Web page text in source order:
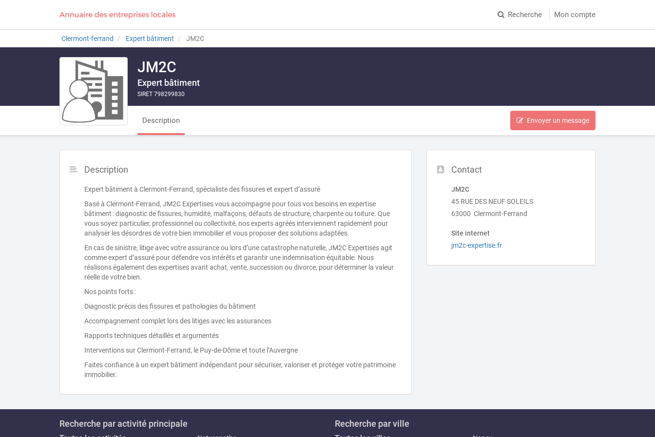
Recherche Mon compte
Clermont-ferrand Expert bâtiment JM2C
JM2C
Expert bâtiment
SIRET 798299830
Description Envoyer un message
Contact
JM2C
45 RUE DES NEUF SOLEILS
63000 Clermont-Ferrand
Site internet
jm2c-expertise.fr
Description
Expert bâtiment à Clermont-Ferrand, spécialiste des fissures et expert d’assuré
Basé à Clermont-Ferrand, JM2C Expertises vous accompagne pour tous vos besoins en expertise
bâtiment : diagnostic de fissures, humidité, malfaçons, défauts de structure, charpente ou toiture. Que
vous soyez particulier, professionnel ou collectivité, nos experts agréés interviennent rapidement pour
analyser les désordres de votre bien immobilier et vous proposer des solutions adaptées.
En cas de sinistre, litige avec votre assurance ou lors d’une catastrophe naturelle, JM2C Expertises agit
comme expert d’assuré pour défendre vos intérêts et garantir une indemnisation équitable. Nous
réalisons également des expertises avant achat, vente, succession ou divorce, pour déterminer la valeur
réelle de votre bien.
Nos points forts :
Diagnostic précis des fissures et pathologies du bâtiment
Accompagnement complet lors des litiges avec les assurances
Rapports techniques détaillés et argumentés
Interventions sur Clermont-Ferrand, le Puy-de-Dôme et toute l’Auvergne
Faites confiance à un expert bâtiment indépendant pour sécuriser, valoriser et protéger votre patrimoine
immobilier.
Recherche par activité principale Recherche par ville